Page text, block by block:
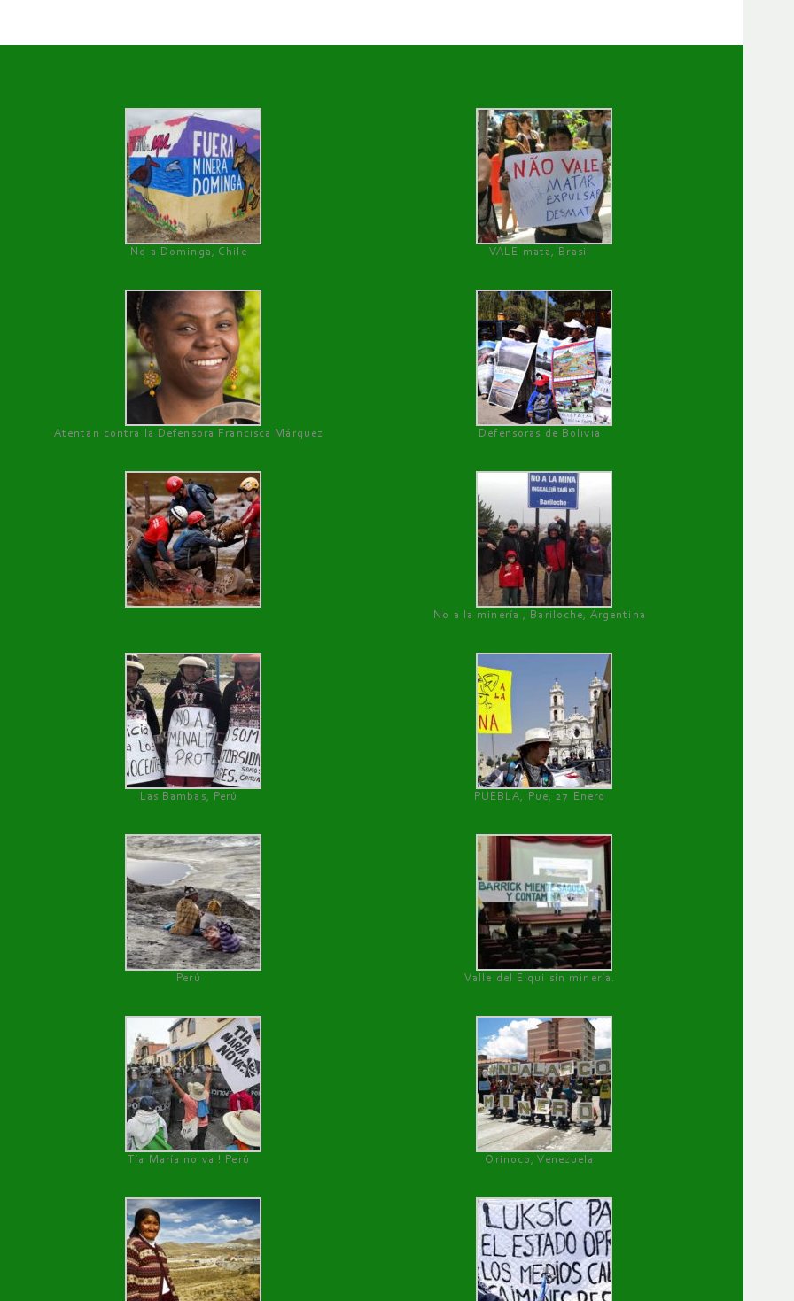
No a Dominga, Chile
VALE mata, Brasil
Atentan contra la Defensora Francisca Márquez Defensoras de Bolivia
No a la minería , Bariloche, Argentina
Las Bambas, Perú PUEBLA, Pue, 27 Enero
Perú Valle del Elqui sin minería.
Tía María no va ! Perú Orinoco, Venezuela